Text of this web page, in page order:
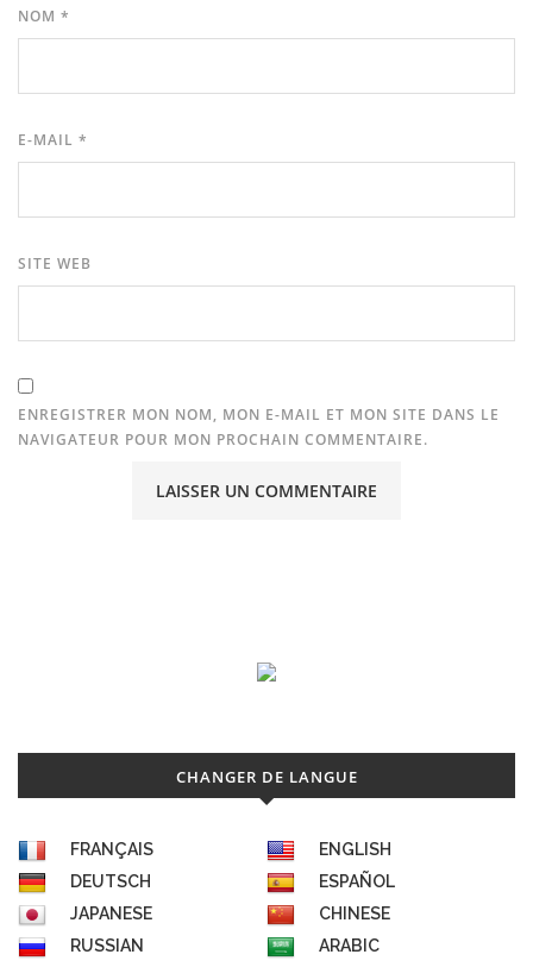
NOM *
E-MAIL *
SITE WEB
ENREGISTRER MON NOM, MON E-MAIL ET MON SITE DANS LE
NAVIGATEUR POUR MON PROCHAIN COMMENTAIRE.
CHANGER DE LANGUE
FRANÇAIS
ENGLISH
DEUTSCH
ESPAÑOL
JAPANESE
CHINESE
RUSSIAN
ARABIC